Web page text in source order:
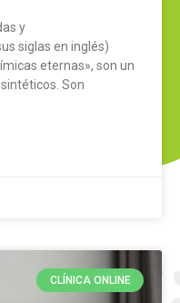
y
siglas en inglés)
eternas», son un
Son
CLÍNICA ONLINE